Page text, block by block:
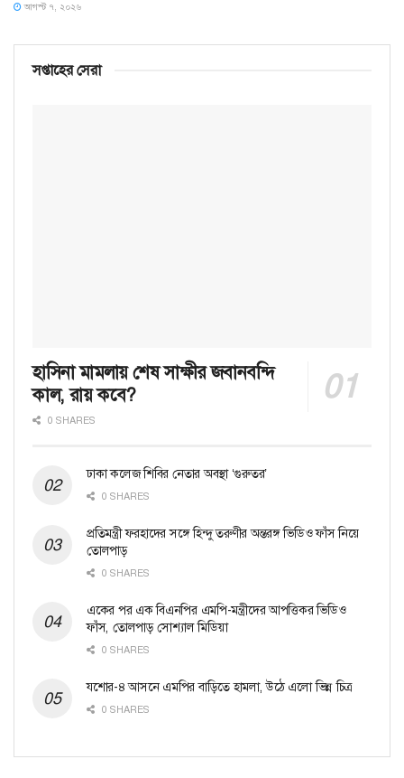
আগস্ট ৭, ২০২৬
সপ্তাহের সেরা
হাসিনা মামলায় শেষ সাক্ষীর জবানবন্দি
কাল, রায় কবে?
0 SHARES
ঢাকা কলেজ শিবির নেতার অবস্থা ‘গুরুতর’
0 SHARES
প্রতিমন্ত্রী ফরহাদের সঙ্গে হিন্দু তরুণীর অন্তরঙ্গ ভিডিও ফাঁস নিয়ে
তোলপাড়
0 SHARES
একের পর এক বিএনপির এমপি-মন্ত্রীদের আপত্তিকর ভিডিও
ফাঁস, তোলপাড় সোশ্যাল মিডিয়া
0 SHARES
যশোর-৪ আসনে এমপির বাড়িতে হামলা, উঠে এলো ভিন্ন চিত্র
0 SHARES